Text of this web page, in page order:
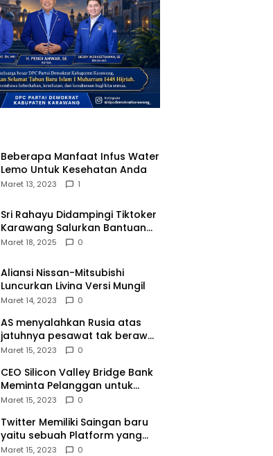
Beberapa Manfaat Infus Water
Lemo Untuk Kesehatan Anda
Maret 13, 2023 1
Sri Rahayu Didampingi Tiktoker
Karawang Salurkan Bantuan
untuk Warga Dusun Kampek
Maret 18, 2025 0
Aliansi Nissan-Mitsubishi
Luncurkan Livina Versi Mungil
Maret 14, 2023 0
AS menyalahkan Rusia atas
jatuhnya pesawat tak berawak
di Laut Hitam, Moskow
Maret 15, 2023 0
CEO Silicon Valley Bridge Bank
Meminta Pelanggan untuk
menyetor ulang dana Mereka
Maret 15, 2023 0
Twitter Memiliki Saingan baru
yaitu sebuah Platform yang
dibuat oleh Meta
Maret 15, 2023 0